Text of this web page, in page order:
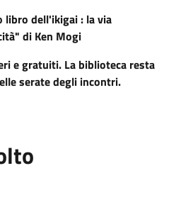
libro dell'ikigai : la via
di Ken Mogi
e gratuiti. La biblioteca resta
serate degli incontri.